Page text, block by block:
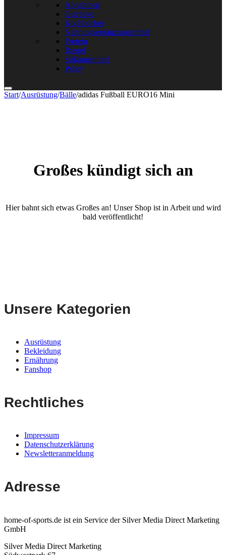
Abnehmen
Getränke
Kochbücher
Nahrungsergänzungsmittel
Protein
Riegel
Süßungsmittel
Whey
Start/Ausrüstung/Bälle/adidas Fußball EURO16 Mini
Großes kündigt sich an
Hier bahnt sich etwas Großes an! Unser Shop ist in Arbeit und wird
bald veröffentlicht!
Unsere Kategorien
Ausrüstung
Bekleidung
Ernährung
Fanshop
Rechtliches
Impressum
Datenschutzerklärung
Newsletteranmeldung
Adresse
home-of-sports.de ist ein Service der Silver Media Direct Marketing
GmbH
Silver Media Direct Marketing